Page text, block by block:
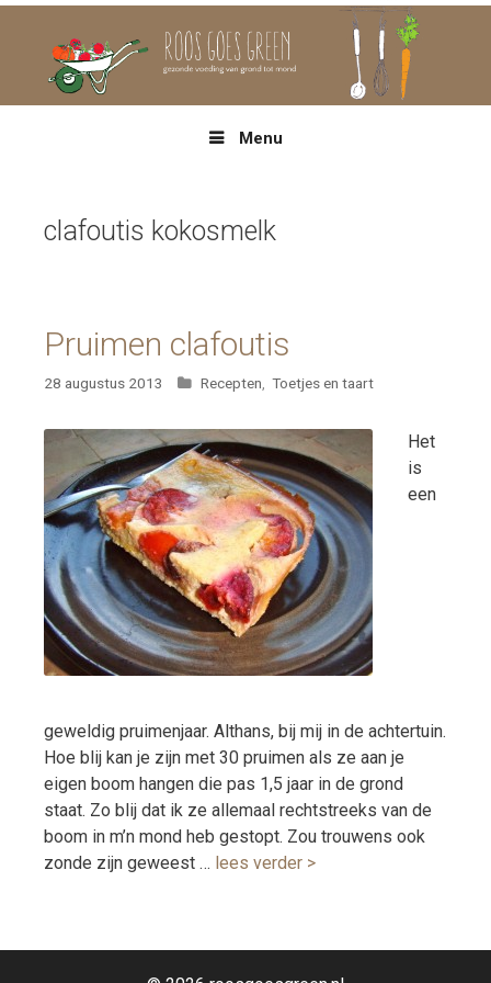
Menu
clafoutis kokosmelk
Pruimen clafoutis
28 augustus 2013 Categorieën
Recepten, Toetjes en taart
Het
is
een
geweldig pruimenjaar. Althans, bij mij in de achtertuin.
Hoe blij kan je zijn met 30 pruimen als ze aan je
eigen boom hangen die pas 1,5 jaar in de grond
staat. Zo blij dat ik ze allemaal rechtstreeks van de
boom in m’n mond heb gestopt. Zou trouwens ook
zonde zijn geweest … lees verder >